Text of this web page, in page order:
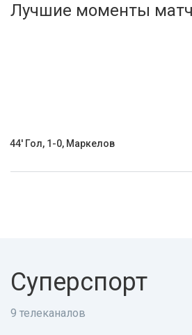
Активировать промокод
Лучшие моменты
44' Гол, 1-0, Маркелов
Суперспорт
9 телеканалов